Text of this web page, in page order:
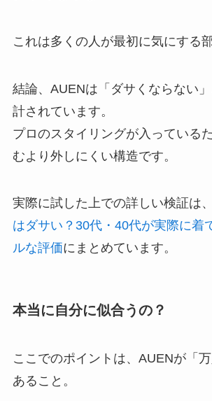
これは多くの人が最初に気にする
結論、AUENは「ダサくならない
計されています。
プロのスタイリングが入っている
むより外しにくい構造です。
実際に試した上での詳しい検証は、
はダサい？30代・40代が実際に着
ルな評価にまとめています。
本当に自分に似合うの？
ここでのポイントは、AUENが「
あること。